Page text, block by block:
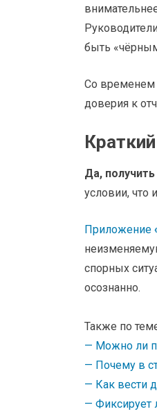
быть
Со временем
доверия к
Да,
условии, что
Приложение
спорных
осознанно.
Также по
— Можно ли
— Почему в
— Как вести
— Фиксирует